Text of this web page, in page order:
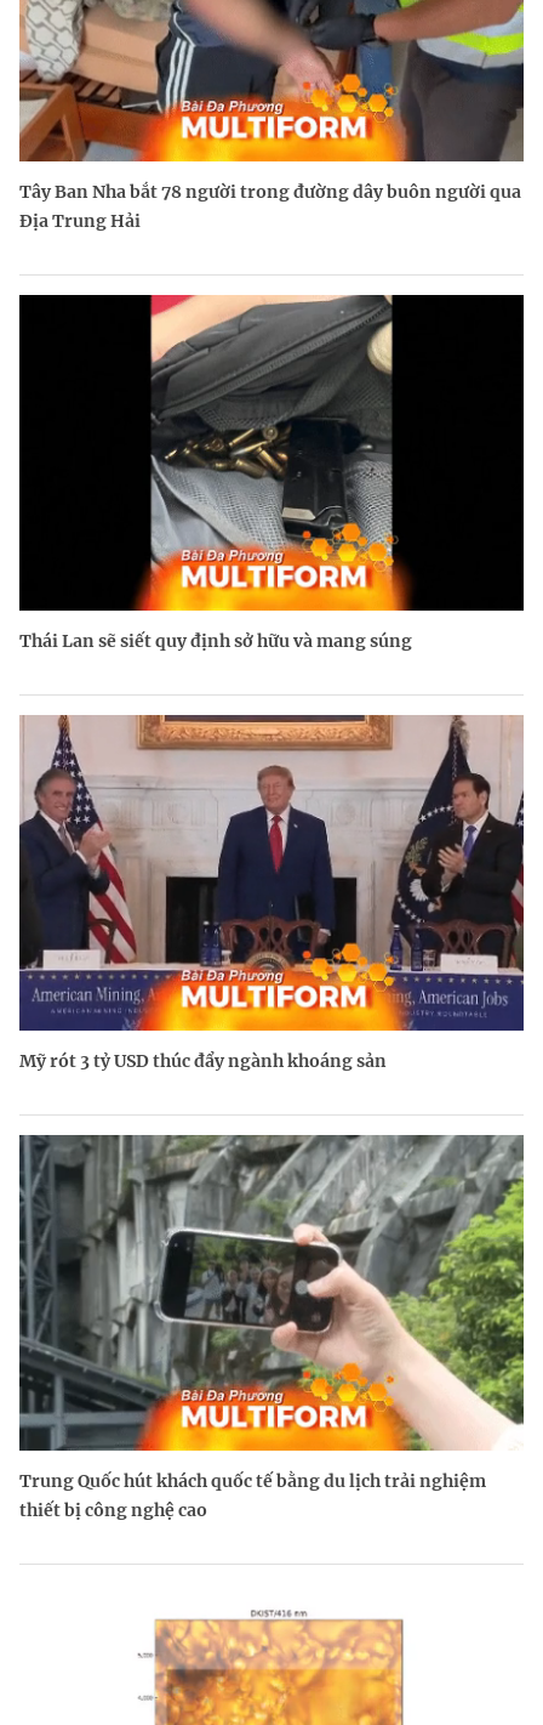
Tây Ban Nha bắt 78 người trong đường dây buôn người qua
Địa Trung Hải
Thái Lan sẽ siết quy định sở hữu và mang súng
Mỹ rót 3 tỷ USD thúc đẩy ngành khoáng sản
Trung Quốc hút khách quốc tế bằng du lịch trải nghiệm
thiết bị công nghệ cao